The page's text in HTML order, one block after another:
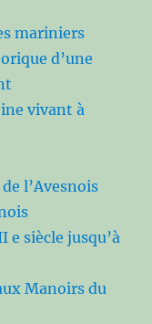
mariniers
d’une
vivant à
l’Avesnois
e siècle jusqu’à
Manoirs du